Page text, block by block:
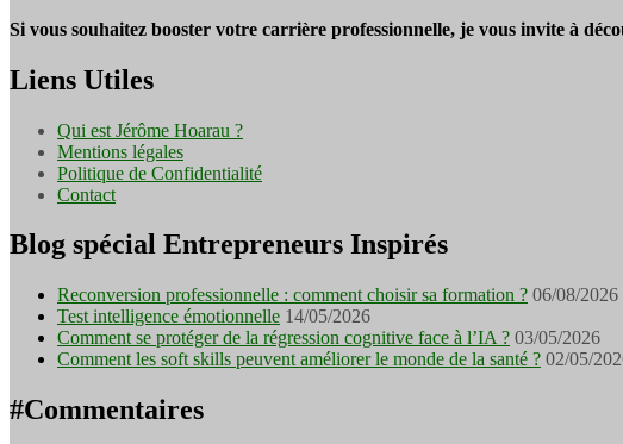
Si vous souhaitez booster votre carrière professionnelle, je vous invite à
Liens Utiles
Qui est Jérôme Hoarau ?
Mentions légales
Politique de Confidentialité
Contact
Blog spécial Entrepreneurs Inspirés
Reconversion professionnelle : comment choisir sa formation ? 06/08/2026
Test intelligence émotionnelle 14/05/2026
Comment se protéger de la régression cognitive face à l’IA ? 03/05/2026
Comment les soft skills peuvent améliorer le monde de la santé ? 02/05/
#Commentaires